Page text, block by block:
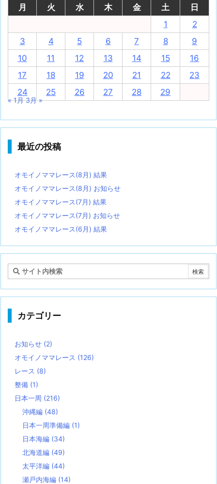
月
火 水 木 金 土
日
1
2
3
4 5 6 7 8
9
10
11 12 13 14 15
16
17
18 19 20 21 22
23
24
25 26 27 28 29
« 1月 3月 »
最近の投稿
オモイノママレース(8月) 結果
オモイノママレース(8月) お知らせ
オモイノママレース(7月) 結果
オモイノママレース(7月) お知らせ
オモイノママレース(6月) 結果
カテゴリー
お知らせ (2)
オモイノママレース (126)
レース (8)
整備 (1)
日本一周 (216)
沖縄編 (48)
日本一周準備編 (1)
日本海編 (34)
北海道編 (49)
太平洋編 (44)
瀬戸内海編 (14)